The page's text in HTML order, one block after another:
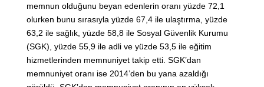
memnun olduğunu beyan edenlerin oranı yüzde 72,1
olurken bunu sırasıyla yüzde 67,4 ile ulaştırma, yüzde
63,2 ile sağlık, yüzde 58,8 ile Sosyal Güvenlik Kurumu
(SGK), yüzde 55,9 ile adli ve yüzde 53,5 ile eğitim
hizmetlerinden memnuniyet takip etti. SGK’dan
memnuniyet oranı ise 2014’den bu yana azaldığı